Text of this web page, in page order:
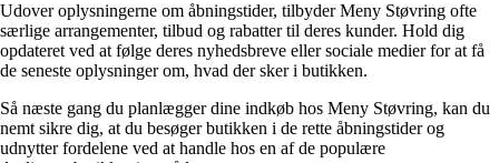
Udover oplysningerne om åbningstider, tilbyder Meny Støvring ofte
særlige arrangementer, tilbud og rabatter til deres kunder. Hold dig
opdateret ved at følge deres nyhedsbreve eller sociale medier for at få
de seneste oplysninger om, hvad der sker i butikken.
Så næste gang du planlægger dine indkøb hos Meny Støvring, kan du
nemt sikre dig, at du besøger butikken i de rette åbningstider og
udnytter fordelene ved at handle hos en af de populære